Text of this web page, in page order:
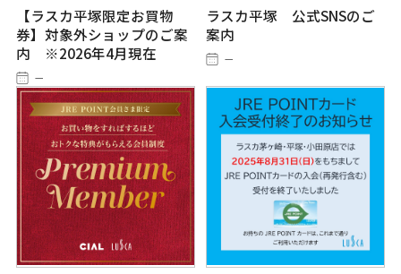
【ラスカ平塚限定お買物
券】対象外ショップのご案
内 ※2026年4月現在
－
ラスカ平塚 公式SNSのご
案内
－